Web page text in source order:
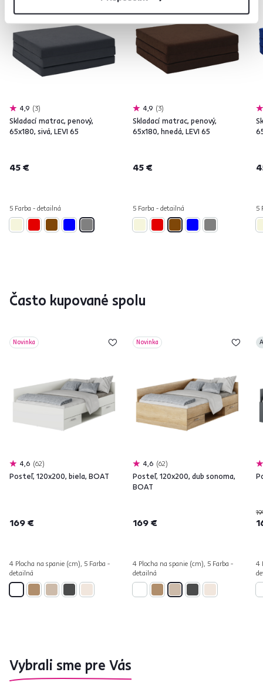
4,9 3
Skladací matrac, penový,
65x180, sivá, LEVI 65
45 €
5 Farba - detailná
4,9 3
Skladací matrac, penový,
65x180, hnedá, LEVI 65
45 €
5 Farba - detailná 5
Často kupované spolu
Novinka
4,6 62
Posteľ, 120x200, biela, BOAT
169 €
4 Plocha na spanie (cm), 5 Farba -
detailná
Novinka
4,6 62
Posteľ, 120x200, dub sonoma,
BOAT
169 €
4 Plocha na spanie (cm), 5 Farba -
detailná
4
Vybrali sme pre Vás